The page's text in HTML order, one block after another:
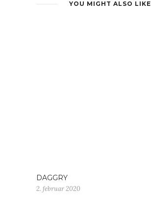
YOU MIGHT ALSO LIKE
DAGGRY
2. februar 2020